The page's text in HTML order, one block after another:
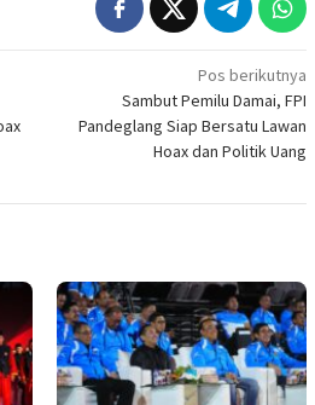
Pos berikutnya
Sambut Pemilu Damai, FPI
Pandeglang Siap Bersatu Lawan
Hoax dan Politik Uang